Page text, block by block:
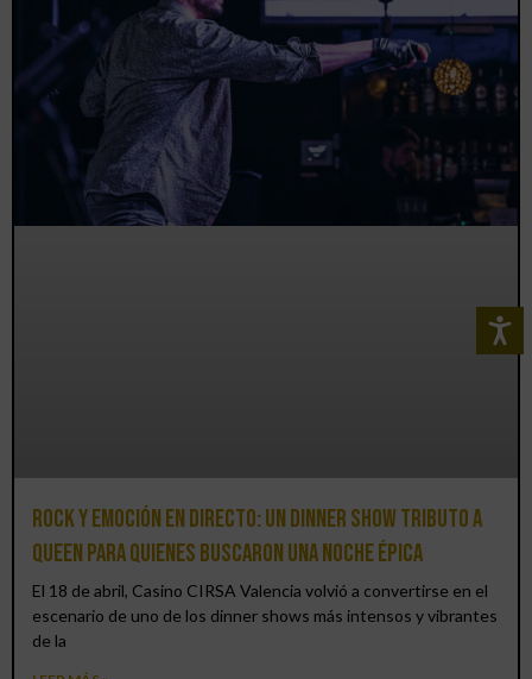
Rock y emoción en directo: un Dinner Show Tributo a
Queen para quienes buscaron una noche épica
El 18 de abril, Casino CIRSA Valencia volvió a convertirse en el
escenario de uno de los dinner shows más intensos y vibrantes
de la